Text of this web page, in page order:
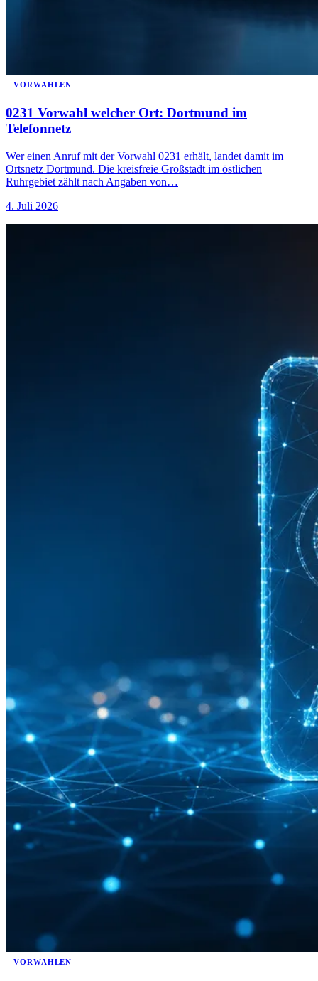
VORWAHLEN
0231 Vorwahl welcher Ort: Dortmund im
Telefonnetz
Wer einen Anruf mit der Vorwahl 0231 erhält, landet damit im
Ortsnetz Dortmund. Die kreisfreie Großstadt im östlichen
Ruhrgebiet zählt nach Angaben von…
4. Juli 2026
VORWAHLEN